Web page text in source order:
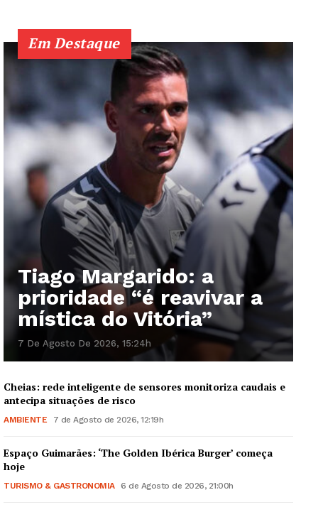
Em Destaque
Tiago Margarido: a
prioridade “é reavivar a
mística do Vitória”
7 De Agosto De 2026, 15:24h
Cheias: rede inteligente de sensores monitoriza caudais e
antecipa situações de risco
AMBIENTE 7 de Agosto de 2026, 12:19h
Espaço Guimarães: ‘The Golden Ibérica Burger’ começa
hoje
TURISMO & GASTRONOMIA 6 de Agosto de 2026, 21:00h